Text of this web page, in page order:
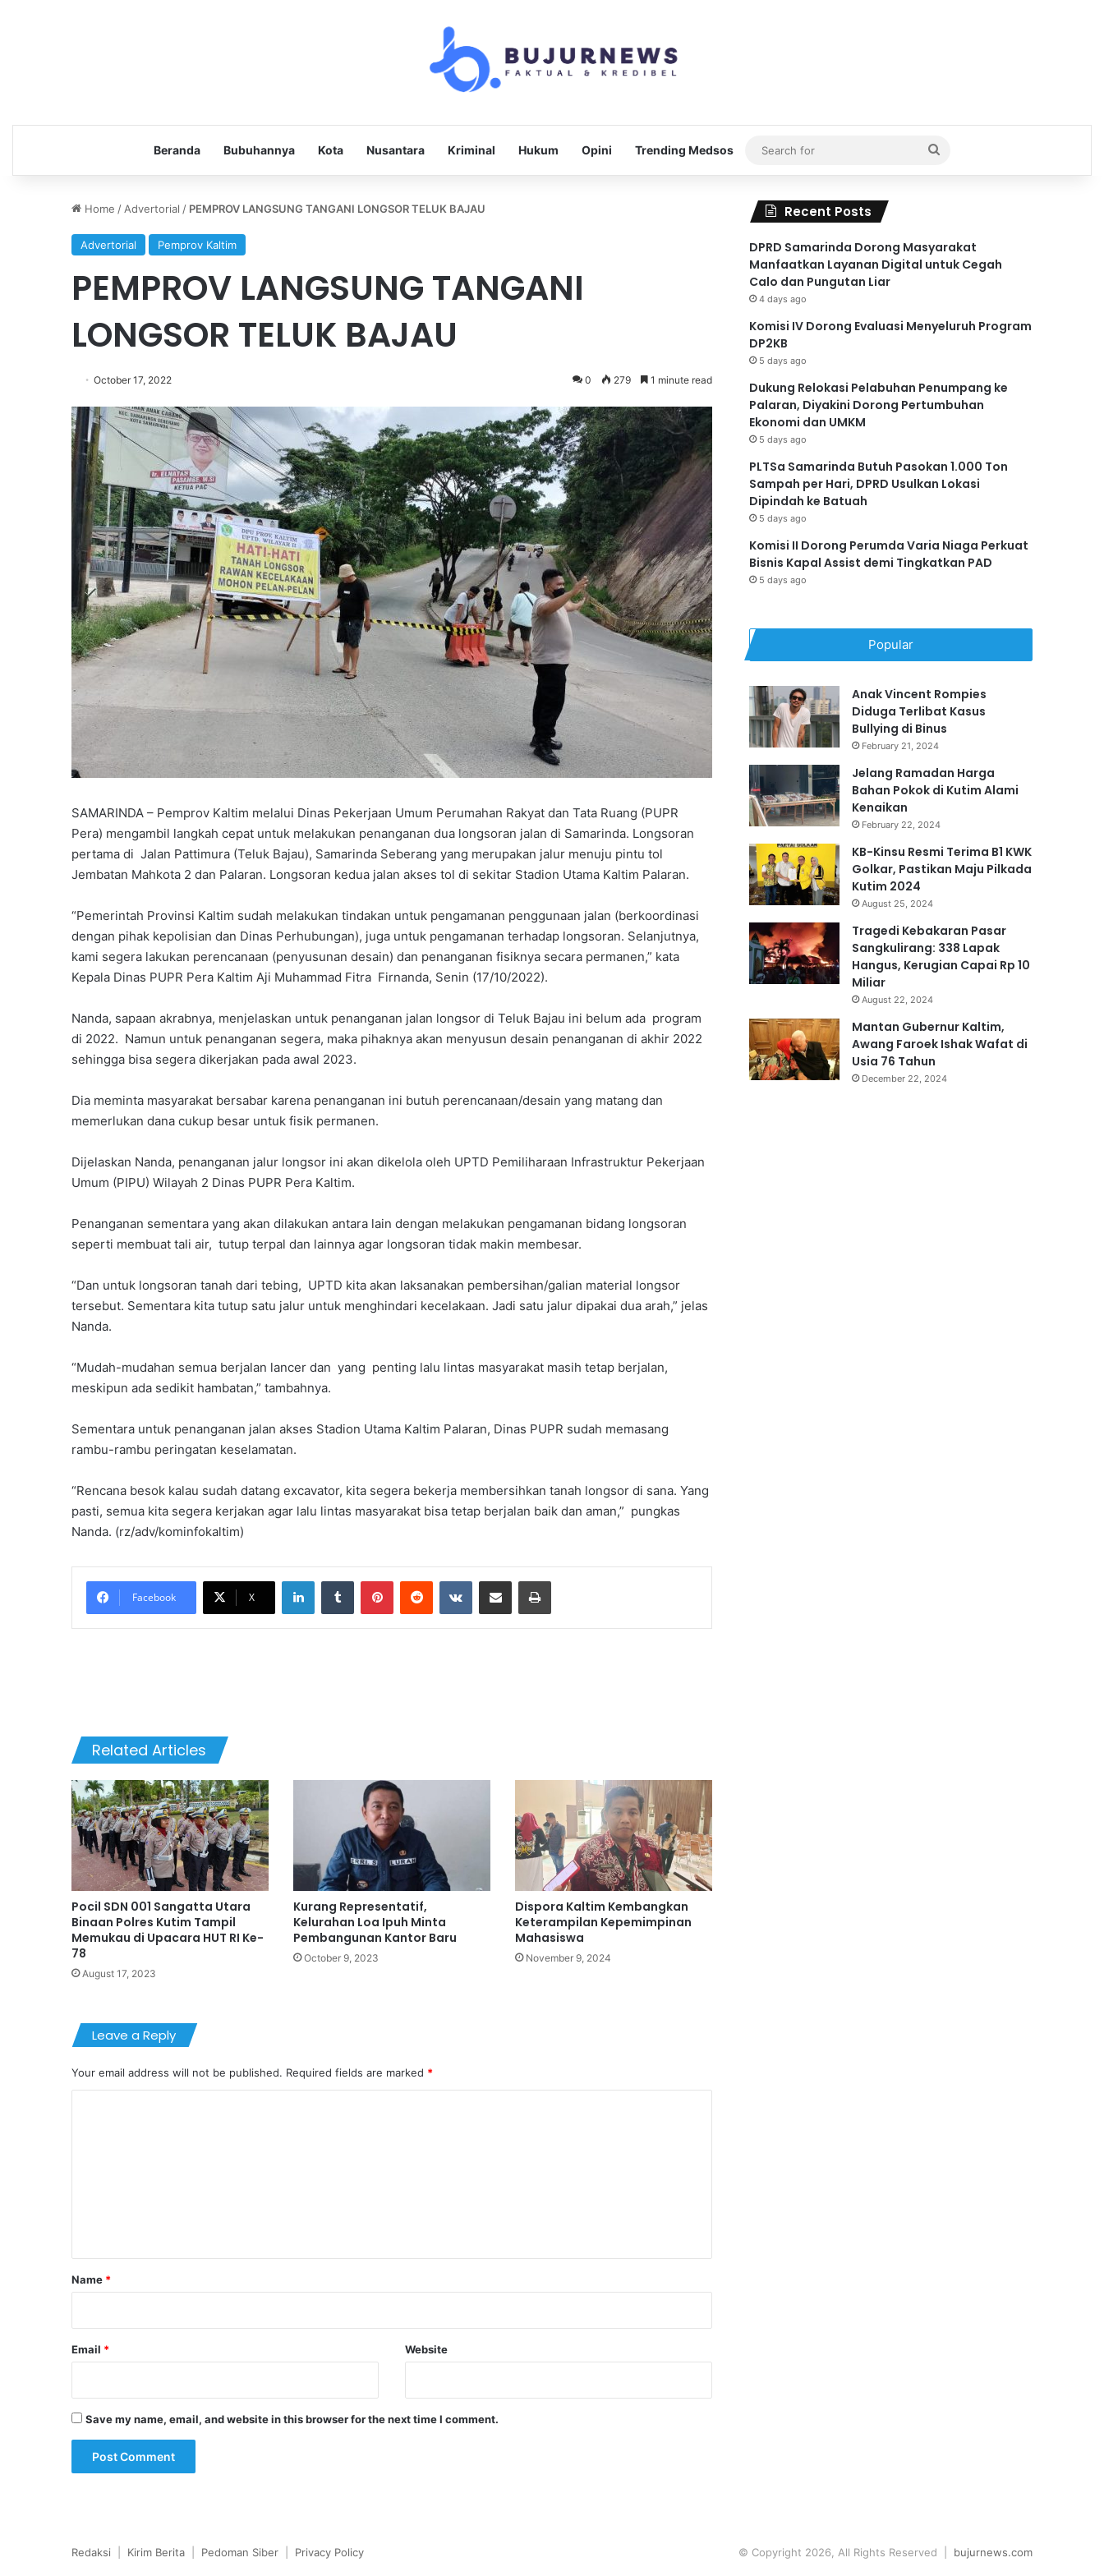
Beranda Bubuhannya Kota Nusantara Kriminal Hukum Opini Trending Medsos
Search
for
Home / Advertorial / PEMPROV LANGSUNG TANGANI LONGSOR TELUK BAJAU
Advertorial Pemprov Kaltim
PEMPROV LANGSUNG TANGANI
LONGSOR TELUK BAJAU
October 17, 2022 0 279 1 minute read
SAMARINDA – Pemprov Kaltim melalui Dinas Pekerjaan Umum Perumahan Rakyat dan Tata Ruang (PUPR
Pera) mengambil langkah cepat untuk melakukan penanganan dua longsoran jalan di Samarinda. Longsoran
pertama di Jalan Pattimura (Teluk Bajau), Samarinda Seberang yang merupakan jalur menuju pintu tol
Jembatan Mahkota 2 dan Palaran. Longsoran kedua jalan akses tol di sekitar Stadion Utama Kaltim Palaran.
“Pemerintah Provinsi Kaltim sudah melakukan tindakan untuk pengamanan penggunaan jalan (berkoordinasi
dengan pihak kepolisian dan Dinas Perhubungan), juga untuk pengamanan terhadap longsoran. Selanjutnya,
kami segera lakukan perencanaan (penyusunan desain) dan penanganan fisiknya secara permanen,” kata
Kepala Dinas PUPR Pera Kaltim Aji Muhammad Fitra Firnanda, Senin (17/10/2022).
Nanda, sapaan akrabnya, menjelaskan untuk penanganan jalan longsor di Teluk Bajau ini belum ada program
di 2022. Namun untuk penanganan segera, maka pihaknya akan menyusun desain penanganan di akhir 2022
sehingga bisa segera dikerjakan pada awal 2023.
Dia meminta masyarakat bersabar karena penanganan ini butuh perencanaan/desain yang matang dan
memerlukan dana cukup besar untuk fisik permanen.
Dijelaskan Nanda, penanganan jalur longsor ini akan dikelola oleh UPTD Pemiliharaan Infrastruktur Pekerjaan
Umum (PIPU) Wilayah 2 Dinas PUPR Pera Kaltim.
Penanganan sementara yang akan dilakukan antara lain dengan melakukan pengamanan bidang longsoran
seperti membuat tali air, tutup terpal dan lainnya agar longsoran tidak makin membesar.
“Dan untuk longsoran tanah dari tebing, UPTD kita akan laksanakan pembersihan/galian material longsor
tersebut. Sementara kita tutup satu jalur untuk menghindari kecelakaan. Jadi satu jalur dipakai dua arah,” jelas
Nanda.
“Mudah-mudahan semua berjalan lancer dan yang penting lalu lintas masyarakat masih tetap berjalan,
meskipun ada sedikit hambatan,” tambahnya.
Sementara untuk penanganan jalan akses Stadion Utama Kaltim Palaran, Dinas PUPR sudah memasang
rambu-rambu peringatan keselamatan.
“Rencana besok kalau sudah datang excavator, kita segera bekerja membersihkan tanah longsor di sana. Yang
pasti, semua kita segera kerjakan agar lalu lintas masyarakat bisa tetap berjalan baik dan aman,” pungkas
Nanda. (rz/adv/kominfokaltim)
Facebook X
Related Articles
Pocil SDN 001 Sangatta Utara
Binaan Polres Kutim Tampil
Memukau di Upacara HUT RI Ke-
78
August 17, 2023
Kurang Representatif,
Kelurahan Loa Ipuh Minta
Pembangunan Kantor Baru
October 9, 2023
Dispora Kaltim Kembangkan
Keterampilan Kepemimpinan
Mahasiswa
November 9, 2024
Leave a Reply
Your email address will not be published. Required fields are marked *
*
Name *
Email * Website
Save my name, email, and website in this browser for the next time I comment.
Recent Posts
DPRD Samarinda Dorong Masyarakat
Manfaatkan Layanan Digital untuk Cegah
Calo dan Pungutan Liar
4 days ago
Komisi IV Dorong Evaluasi Menyeluruh Program
DP2KB
5 days ago
Dukung Relokasi Pelabuhan Penumpang ke
Palaran, Diyakini Dorong Pertumbuhan
Ekonomi dan UMKM
5 days ago
PLTSa Samarinda Butuh Pasokan 1.000 Ton
Sampah per Hari, DPRD Usulkan Lokasi
Dipindah ke Batuah
5 days ago
Komisi II Dorong Perumda Varia Niaga Perkuat
Bisnis Kapal Assist demi Tingkatkan PAD
5 days ago
Popular
Anak Vincent Rompies
Diduga Terlibat Kasus
Bullying di Binus
February 21, 2024
Jelang Ramadan Harga
Bahan Pokok di Kutim Alami
Kenaikan
February 22, 2024
KB-Kinsu Resmi Terima B1 KWK
Golkar, Pastikan Maju Pilkada
Kutim 2024
August 25, 2024
Tragedi Kebakaran Pasar
Sangkulirang: 338 Lapak
Hangus, Kerugian Capai Rp 10
Miliar
August 22, 2024
Mantan Gubernur Kaltim,
Awang Faroek Ishak Wafat di
Usia 76 Tahun
December 22, 2024
Redaksi Kirim Berita Pedoman Siber Privacy Policy © Copyright 2026, All Rights Reserved | bujurnews.com